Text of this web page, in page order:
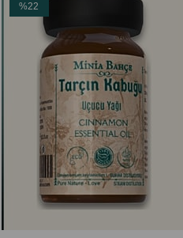
%22
İndirim
%22İndirim